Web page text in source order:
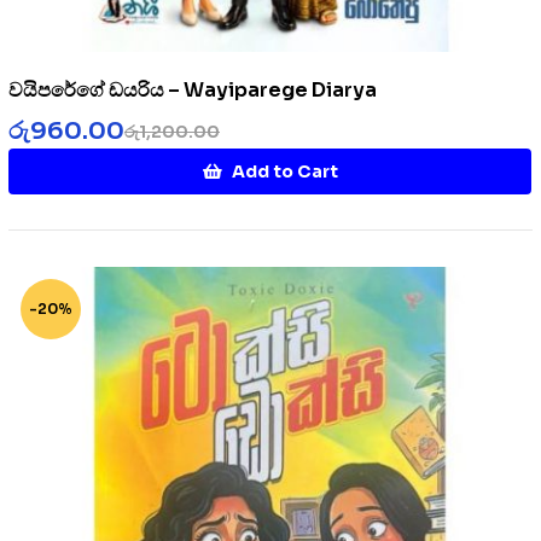
වයිපරේගේ ඩයරිය – Wayiparege Diarya
රු1,200.00
රු960.00
Add to Cart
-20%